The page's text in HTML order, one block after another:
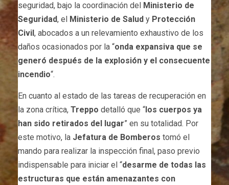
seguridad, bajo la coordinación del Ministerio de
Seguridad, el Ministerio de Salud y Protección
Civil, abocados a un relevamiento exhaustivo de los
daños ocasionados por la “onda expansiva que se
generó después de la explosión y el consecuente
incendio“.
En cuanto al estado de las tareas de recuperación en
la zona crítica, Treppo detalló que “los cuerpos ya
han sido retirados del lugar” en su totalidad. Por
este motivo, la Jefatura de Bomberos tomó el
mando para realizar la inspección final, paso previo
indispensable para iniciar el “desarme de todas las
estructuras que están amenazantes con